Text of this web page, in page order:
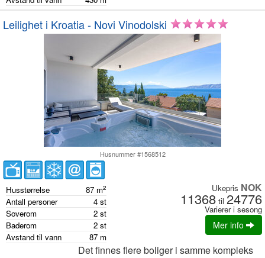
Leilighet i Kroatia - Novi Vinodolski
Husnummer #1568512
Husstørrelse 87 m2
Antall personer 4 st
Soverom
2 st
Baderom
2 st
Avstand til vann
87 m
Ukepris NOK
11368 til 24776
Varierer i sesong
Mer info
Det finnes flere boliger i samme kompleks